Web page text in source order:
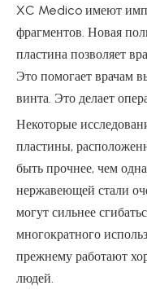
XC Medico имеют
фрагментов. Новая
пластина позволяет
Это помогает врачам
винта. Это делает
Некоторые
пластины,
быть прочнее, чем
нержавеющей стали
могут сильнее
многократного
прежнему работают
людей.